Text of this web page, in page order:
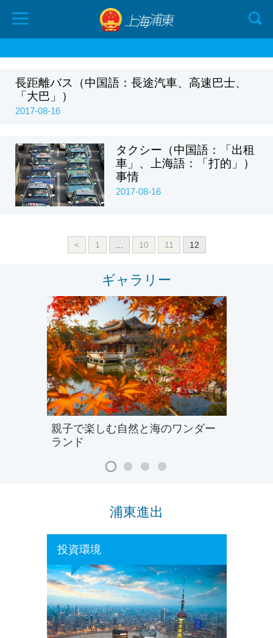
長距離バス（中国語：長途汽車、高速巴士、
「大巴」）
2017-08-16
タクシー（中国語：「出租
車」、上海語：「打的」）
事情
2017-08-16
< 1 10 11 12
ギャラリー
親子で楽しむ自然と海のワンダー
ランド
浦東進出
投資環境